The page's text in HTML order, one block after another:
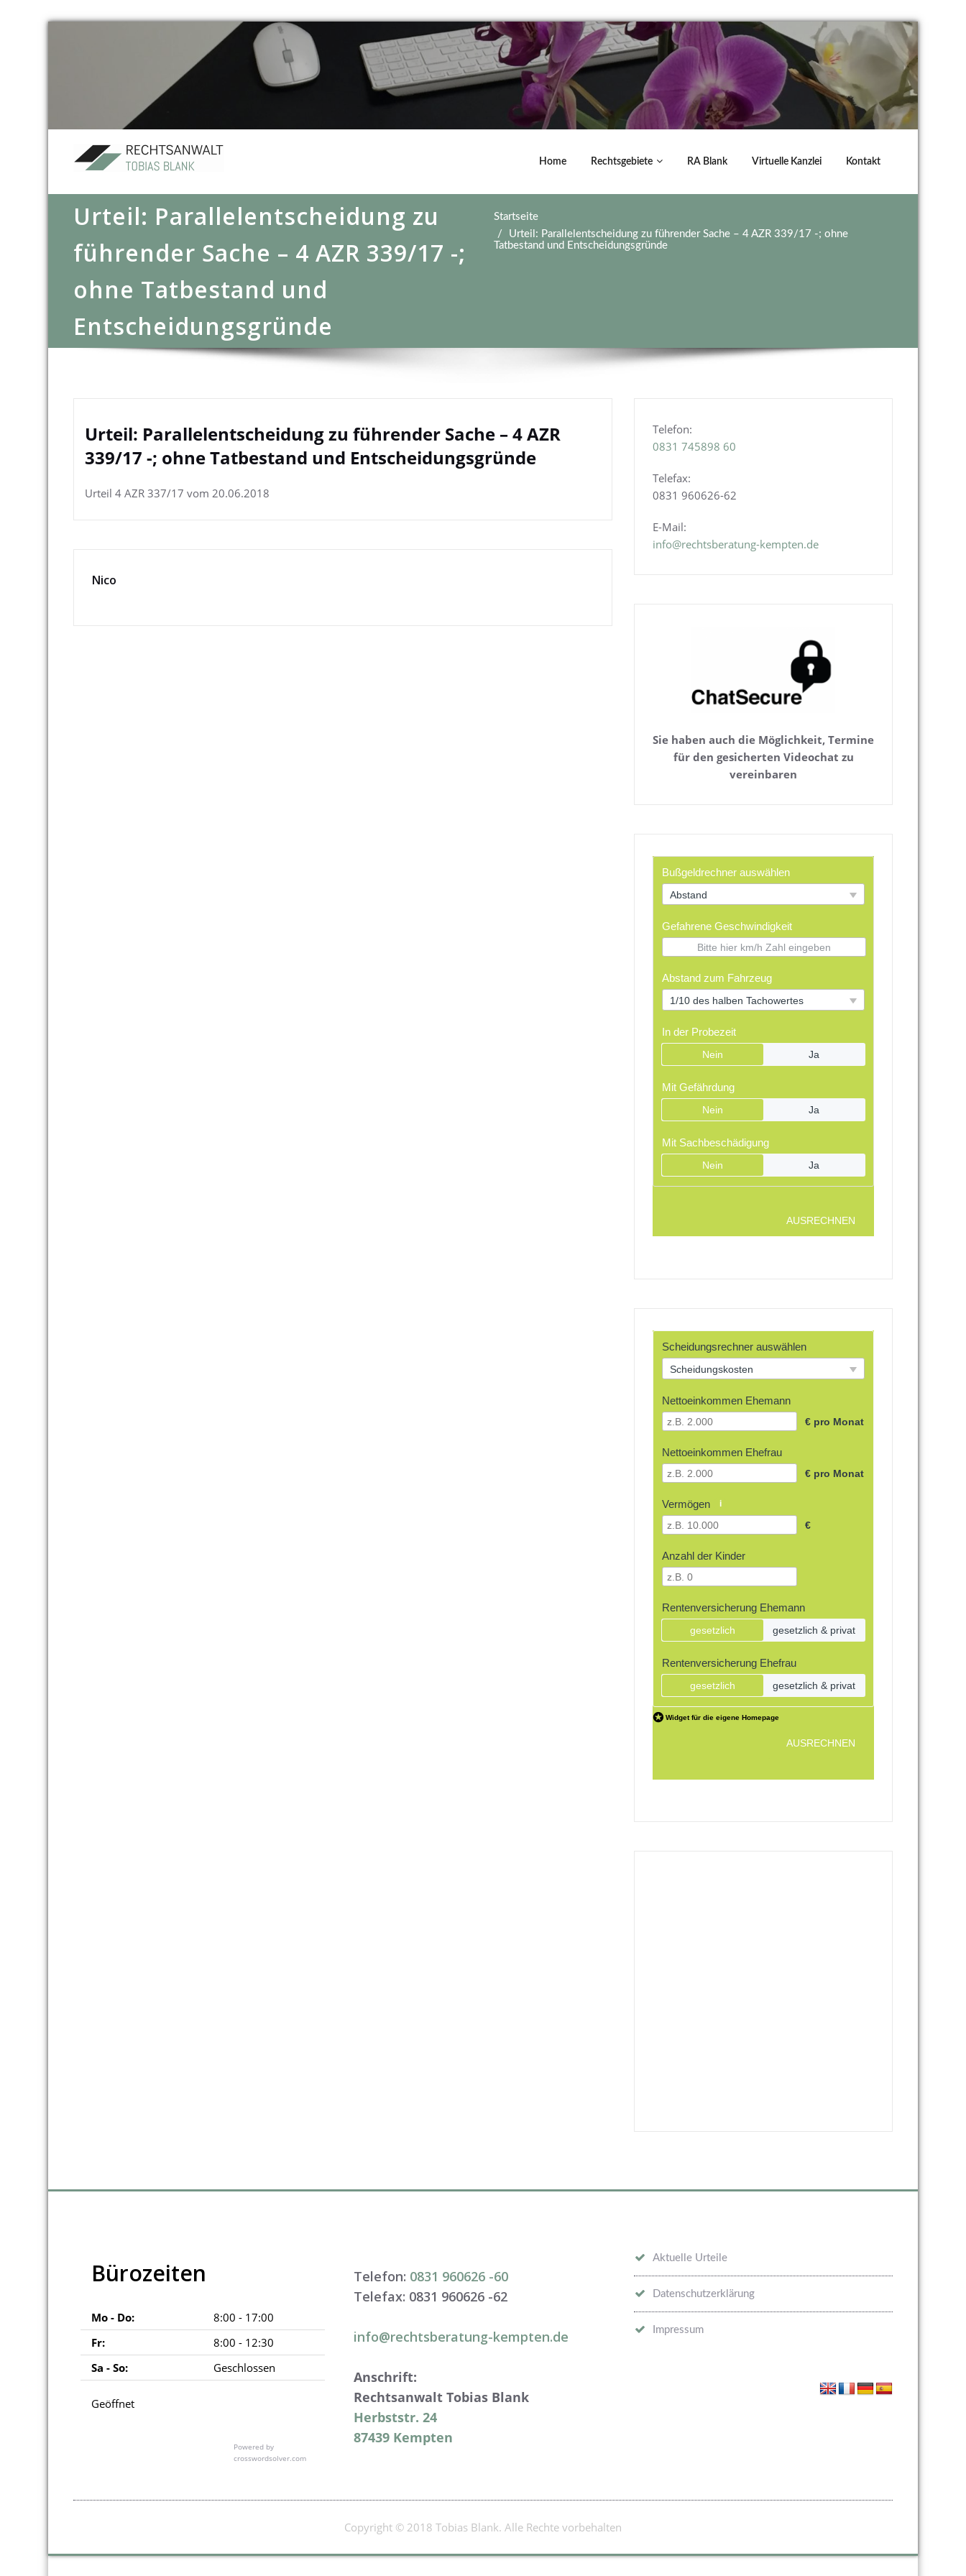
Home Rechtsgebiete RA Blank Virtuelle Kanzlei Kontakt
Urteil: Parallelentscheidung zu
führender Sache – 4 AZR 339/17 -;
ohne Tatbestand und
Entscheidungsgründe
Startseite
Urteil: Parallelentscheidung zu führender Sache – 4 AZR 339/17 -; ohne
Tatbestand und Entscheidungsgründe
Urteil: Parallelentscheidung zu führender Sache – 4 AZR
339/17 -; ohne Tatbestand und Entscheidungsgründe
Urteil 4 AZR 337/17 vom 20.06.2018
Nico
Telefon:
0831 745898 60
Telefax:
0831 960626-62
E-Mail:
info@rechtsberatung-kempten.de
Sie haben auch die Möglichkeit, Termine
für den gesicherten Videochat zu
vereinbaren
Bürozeiten
Mo - Do:
8:00 - 17:00
Fr:
8:00 - 12:30
Sa - So:
Geschlossen
Geöffnet
Powered by
crosswordsolver.com
Telefon: 0831 960626 -60
Telefax: 0831 960626 -62
info@rechtsberatung-kempten.de
Anschrift:
Rechtsanwalt Tobias Blank
Herbststr. 24
87439 Kempten
Aktuelle Urteile
Datenschutzerklärung
Impressum
Copyright © 2018 Tobias Blank. Alle Rechte vorbehalten